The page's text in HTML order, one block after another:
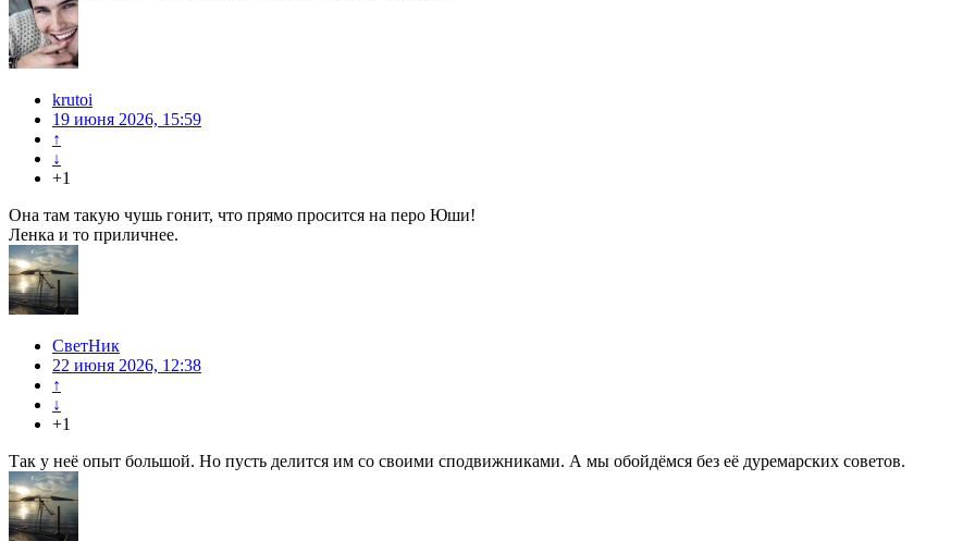
krutoi
19 июня 2026, 15:59
↑
↓
+1
Она там такую чушь гонит, что прямо просится на перо Юши!
Ленка и то приличнее.
СветНик
22 июня 2026, 12:38
↑
↓
+1
Так у неё опыт большой. Но пусть делится им со своими сподвижниками. А мы обойдёмся без её дуремарских советов.